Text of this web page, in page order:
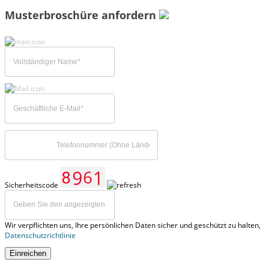
Musterbroschüre anfordern
Sicherheitscode
Wir verpflichten uns, Ihre persönlichen Daten sicher und geschützt zu halten,
Datenschutzrichtlinie
Einreichen